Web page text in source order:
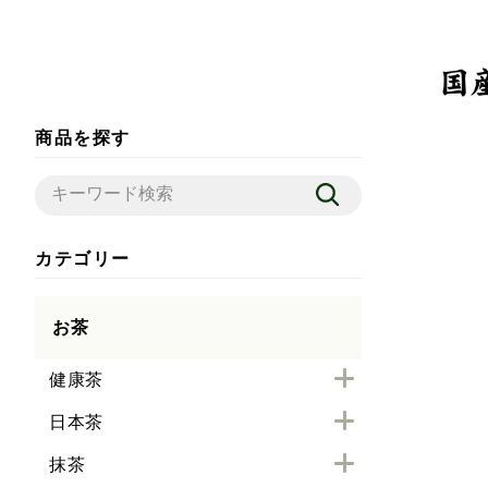
商品を探す
カテゴリー
お茶
健康茶
日本茶
抹茶